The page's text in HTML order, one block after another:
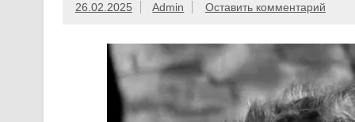
26.02.2025 Admin Оставить комментарий